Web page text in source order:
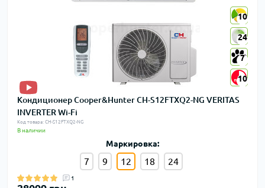
10
24
7
10
10
24
7
10
Кондиционер Cooper&Hunter CH-S12FTXQ2-NG VERITAS
INVERTER Wi-Fi
Код товара: CH-S12FTXQ2-NG
В наличии
Маркировка:
7 9 12 18 24
1